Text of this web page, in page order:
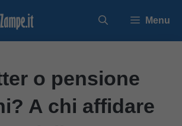
Menu
o pensione
A chi affidare